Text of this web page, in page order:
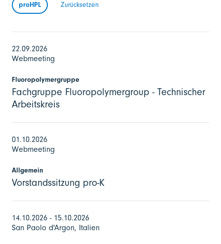
proHPL Zurücksetzen
22.09.2026
Webmeeting
Fluoropolymergruppe
Fachgruppe Fluoropolymergroup - Technischer
Arbeitskreis
01.10.2026
Webmeeting
Allgemein
Vorstandssitzung pro-K
14.10.2026 - 15.10.2026
San Paolo d'Argon, Italien